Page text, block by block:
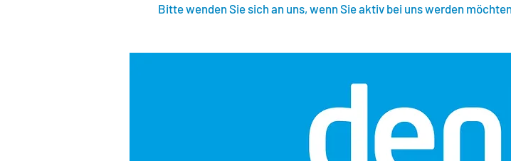
Bitte wenden Sie sich an uns, wenn Sie aktiv bei uns werden